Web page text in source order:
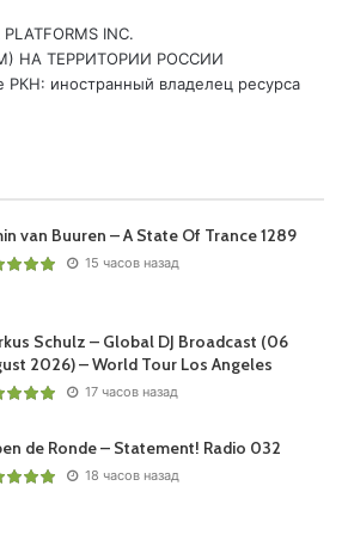
мелодичный и
транс?
для ценителей красоты и
погружения в мир светлого и
слушайте онлайн-радио Trance
Alex Kunnari, Emma Lock, You
480p, vocal trance, progressive
Алекс Куннари, Эмма Лок, 2006,
клип, trance century, trance
#YouAndMe #Trance
#FinnishTrance
INC.
НА ТЕРРИТОРИИ РОССИИ
иностранный владелец ресурса
van Buuren – A State Of Trance 1289
15 часов назад
Schulz – Global DJ Broadcast (06
2026) – World Tour Los Angeles
17 часов назад
de Ronde – Statement! Radio 032
18 часов назад